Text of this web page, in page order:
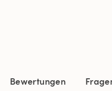
Bewertungen